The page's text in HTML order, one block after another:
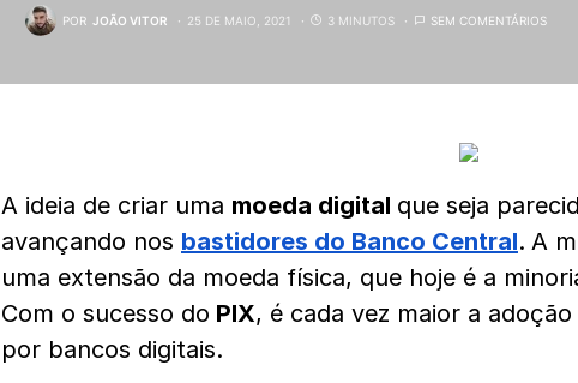
POR JOÃO VITOR 25 DE MAIO, 2021 3 MINUTOS SEM COMENTÁRIOS
A ideia de criar uma moeda digital que seja
avançando nos bastidores do Banco Central. A
uma extensão da moeda física, que hoje é a
Com o sucesso do PIX, é cada vez maior a
por bancos digitais.